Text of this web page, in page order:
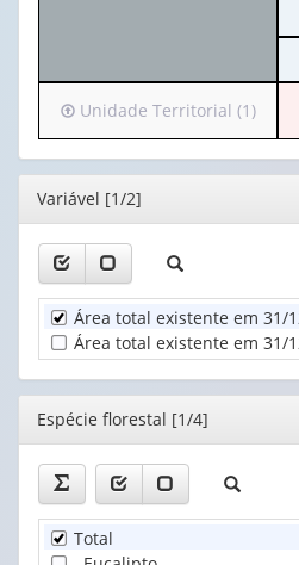
Irá
para
o
cabeçalho
(possui
apenas
1
valor):
Unidade
Territorial
Unidade Territorial (1)
Editor
Variável [1/2]
Área total existente em 31/
Área total existente em 31/
Editor
Espécie florestal [1/4]
Total